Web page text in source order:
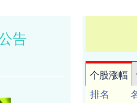
告
个股涨幅
排名